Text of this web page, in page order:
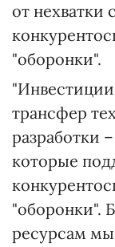
от нехватки
"оборонки".
трансфер
разработки
которые
"оборонки".
ресурсам